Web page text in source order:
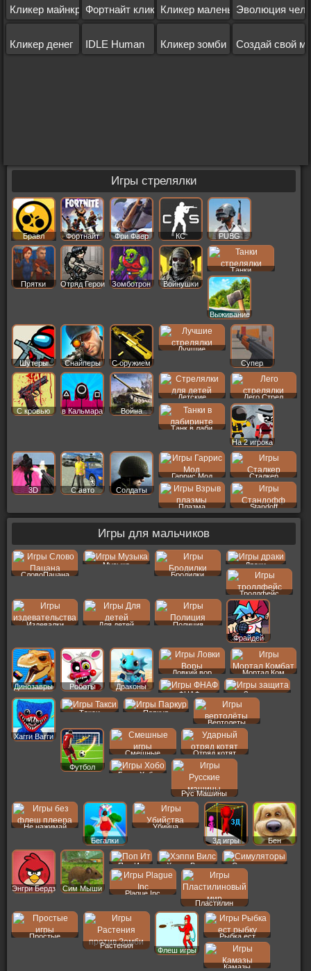
Кликер майнкрафтФортнайт кликерКликер маленькой фермы
Эволюция
Кликер денег IDLE Human Кликер зомби Создай свой
Игры стрелялки
Бравл
Старс
Фортнайт Фри Фаер КС PUBG
Прятки Отряд Герои Зомботрон Войнушки
Танки
Выживание
Шутеры Снайперы С оружием
Лучшие
Супер
С кровью в Кальмара Война
Детские Лего Стрел
Танк в лаби
На 2 игрока
3D С авто Солдаты
Гаррис Мод Сталкер
Плазма Standoff
Игры для мальчиков
СловоПацана
Музыка
Бродилки
Драки
Троллфейс
Издевалки Для детей
Полиция
Фрайдей
Динозавры Роботы Драконы
Ловкий вор Мортал Ком
ФНАФ Защита
Хагги Вагги
Такси
Паркур
Вертолеты
Футбол
Смешные Отряд котят
Бомж Хобо
Рус Машины
Не нажимай
Бегалки
Убийца
3д игры
Бен
Энгри Бердз Сим Мыши
Поп Ит Хэппи Вилс Симуляторы
Plague Inc
Пластилин
Простые
Растения
Флеш игры
Рыбка ест
Камазы